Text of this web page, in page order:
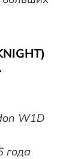
W1D
года